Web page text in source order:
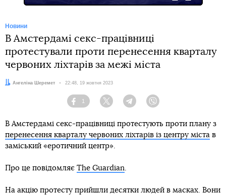
Новини
В Амстердамі секс-працівниці
протестували проти перенесення кварталу
червоних ліхтарів за межі міста
Автор:
Ангеліна Шеремет Дата:
22:48, 19 жовтня 2023
Facebook
1
Twitter TelegramViber
В Амстердамі секс-працівниці протестують проти плану з
перенесення кварталу червоних ліхтарів із центру міста в
заміський «еротичний центр».
Про це повідомляє The Guardian.
На акцію протесту прийшли десятки людей в масках. Вони